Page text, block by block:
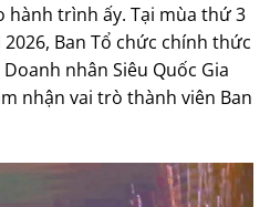
hành trình ấy. Tại mùa thứ 3
2026, Ban Tổ chức chính thức
nhân Siêu Quốc Gia
nhận vai trò thành viên Ban